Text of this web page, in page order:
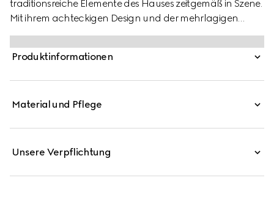
traditionsreiche Elemente des Hauses zeitgemäß in Szene.
Mit ihrem achteckigen Design und der mehrlagigen
Silhouette erinnert sie an architektonische Formen aus
ihrer Entstehungszeit. Dieses aus Edelstahl gefertigte
Modell verfügt über ein rosafarbenes, galvanisiertes
Produktinformationen
Material und Pflege
Unsere Verpflichtung